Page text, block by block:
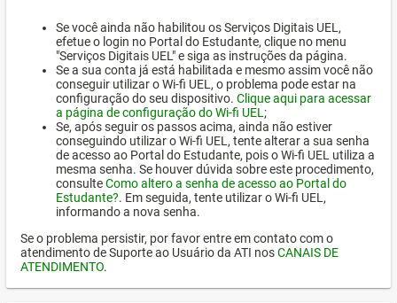
Se você ainda não habilitou os Serviços Digitais UEL,
efetue o login no Portal do Estudante, clique no menu
"Serviços Digitais UEL" e siga as instruções da página.
Se a sua conta já está habilitada e mesmo assim você não
conseguir utilizar o Wi-fi UEL, o problema pode estar na
configuração do seu dispositivo. Clique aqui para acessar
a página de configuração do Wi-fi UEL ;
Se, após seguir os passos acima, ainda não estiver
conseguindo utilizar o Wi-fi UEL, tente alterar a sua senha
de acesso ao Portal do Estudante, pois o Wi-fi UEL utiliza a
mesma senha. Se houver dúvida sobre este procedimento,
consulteComo altero a senha de acesso ao Portal do
Estudante?. Em seguida, tente utilizar o Wi-fi UEL,
informando a nova senha.
Se o problema persistir, por favor entre em contato com o
atendimento de Suporte ao Usuário da ATI nosCANAIS DE
ATENDIMENTO.